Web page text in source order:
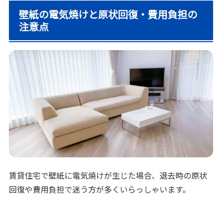
壁紙の電気焼けと原状回復・費用負担の
注意点
賃貸住宅で壁紙に電気焼けが生じた場合、退去時の原状
回復や費用負担で迷う方が多くいらっしゃいます。